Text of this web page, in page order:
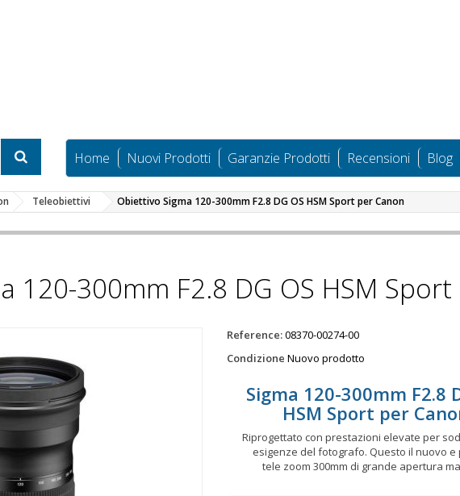
Home Nuovi Prodotti Garanzie Prodotti Recensioni Blog
Teleobiettivi Obiettivo Sigma 120-300mm F2.8 DG OS HSM Sport per Canon
120-300mm F2.8 DG OS HSM
Reference:08370-00274-00
Condizione Nuovo prodotto
Sigma 120-300mm F2.8
HSM Sport per
Riprogettato con prestazioni elevate per
esigenze del fotografo. Questo il nuovo e
tele zoom 300mm di grande apertura